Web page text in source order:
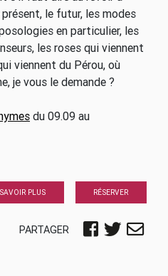
le futur, les modes
en particulier, les
les roses qui viennent
viennent du Pérou, où
je vous le demande ?
du 09.09 au
PLUS RÉSERVER
PARTAGER